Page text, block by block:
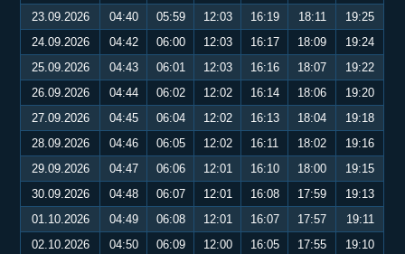
23.09.2026
04:40 05:59 12:03 16:19 18:11
19:25
24.09.2026
04:42 06:00 12:03 16:17 18:09
19:24
25.09.2026
04:43 06:01 12:03 16:16 18:07
19:22
26.09.2026
04:44 06:02 12:02 16:14 18:06
19:20
27.09.2026
04:45 06:04 12:02 16:13 18:04
19:18
28.09.2026
04:46 06:05 12:02 16:11 18:02
19:16
29.09.2026
04:47 06:06 12:01 16:10 18:00
19:15
30.09.2026
04:48 06:07 12:01 16:08 17:59
19:13
01.10.2026
04:49 06:08 12:01 16:07 17:57
19:11
02.10.2026
04:50 06:09 12:00 16:05 17:55
19:10